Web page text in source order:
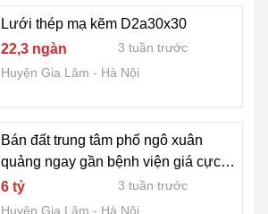
Lưới thép mạ kẽm D2a30x30
22,3 ngàn
3 tuần trước
Huyện Gia Lâm
Hà Nội
Bán đất trung tâm phố ngô xuân
quảng ngay gần bệnh viện giá cực
rẻ
6 tỷ
3 tuần trước
Huyện Gia Lâm
Hà Nội